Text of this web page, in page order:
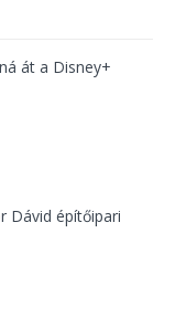
át a Disney+
Dávid építőipari